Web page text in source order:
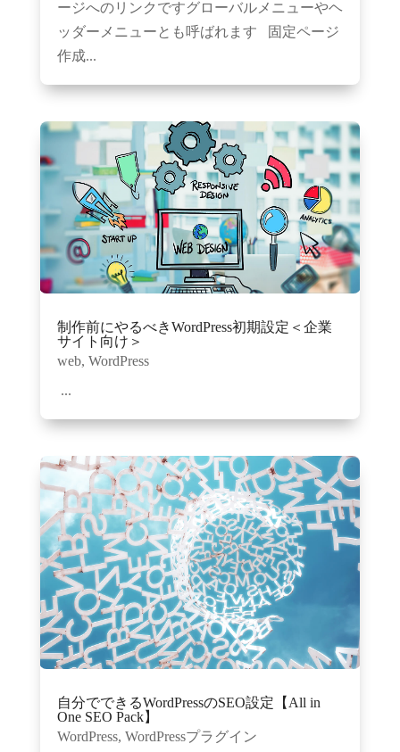
ージへのリンクですグローバルメニューやヘ
ッダーメニューとも呼ばれます 固定ページ
作成...
制作前にやるべきWordPress初期設定＜企業
サイト向け＞
web, WordPress
...
自分でできるWordPressのSEO設定【All in
One SEO Pack】
WordPress, WordPressプラグイン